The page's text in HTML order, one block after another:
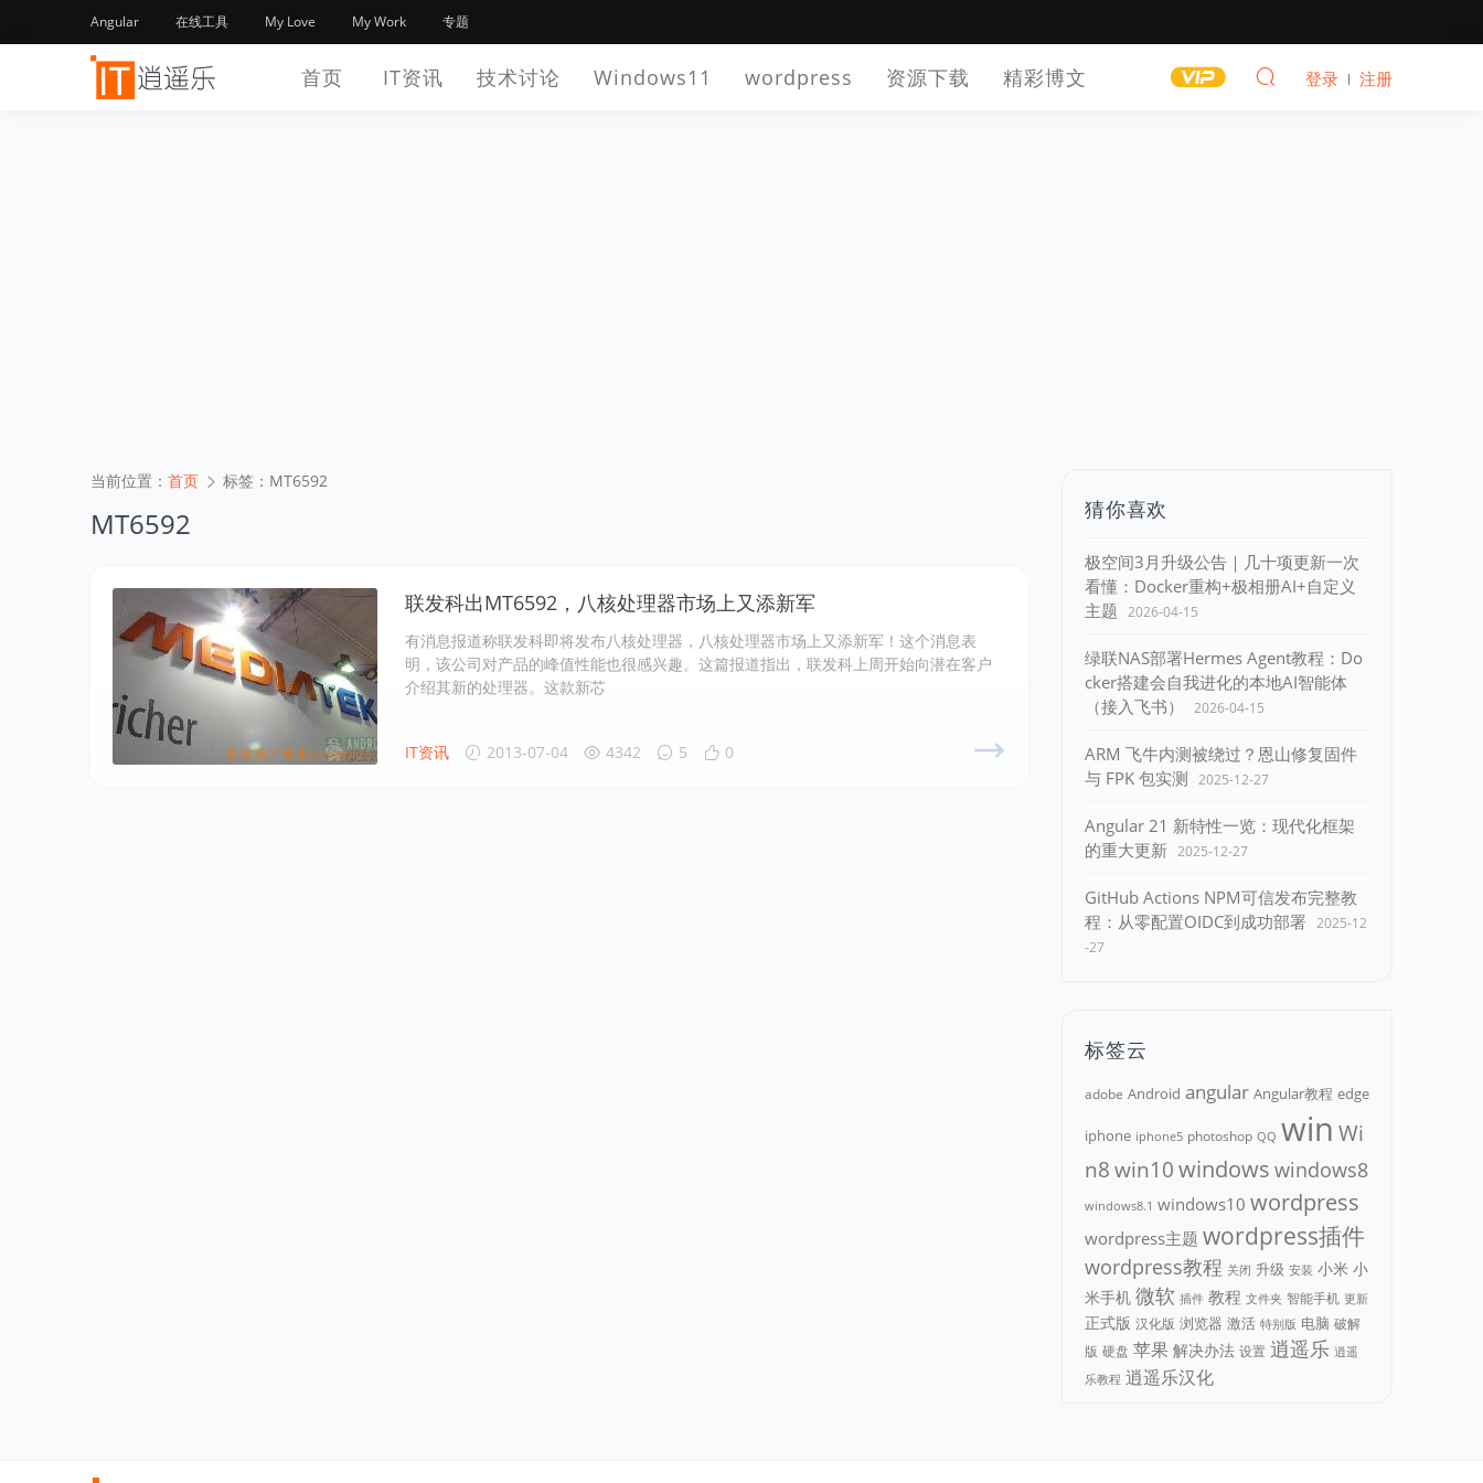
Angular 在线工具 My Love My Work 专题
首页 IT资讯 技术讨论 Windows11 wordpress 资源下载 精彩博文 登录 注册
当前位置： 首页 标签：MT6592
MT6592
联发科出MT6592，八核处理器市场上又添新军
有消息报道称联发科即将发布八核处理器，八核处理器市场上又添新军！这个消息表
明，该公司对产品的峰值性能也很感兴趣。这篇报道指出，联发科上周开始向潜在客户
介绍其新的处理器。这款新芯
IT资讯 2013-07-04 4342 5 0
猜你喜欢
极空间3月升级公告｜几十项更新一次
看懂：Docker重构+极相册AI+自定义
主题 2026-04-15
绿联NAS部署Hermes Agent教程：Do
cker搭建会自我进化的本地AI智能体
（接入飞书）
2026-04-15
ARM 飞牛内测被绕过？恩山修复固件
与 FPK 包实测 2025-12-27
Angular 21 新特性一览：现代化框架
的重大更新 2025-12-27
GitHub Actions NPM可信发布完整教
程：从零配置OIDC到成功部署 2025-12
-27
标签云
adobe Android angular Angular教程 edge
iphone iphone5 photoshop QQ win Wi
n8win10windows windows8
windows8.1 windows10 wordpress
wordpress主题 wordpress插件
wordpress教程 关闭 升级 安装 小米 小
米手机 微软 插件 教程 文件夹 智能手机 更新
正式版 汉化版 浏览器 激活 特别版 电脑 破解
版 硬盘 苹果 解决办法 设置 逍遥乐 逍遥
乐教程 逍遥乐汉化